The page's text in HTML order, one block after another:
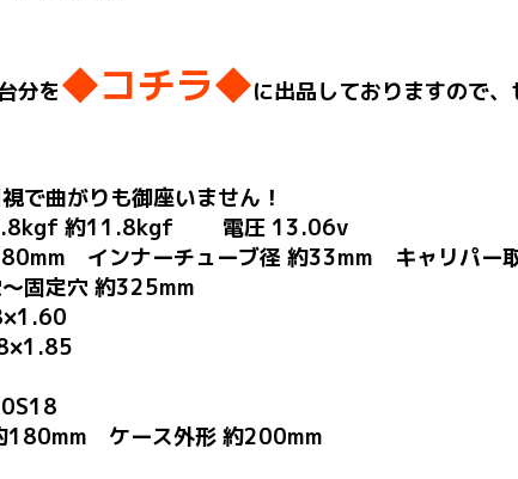
分を◆コチラ◆に出品しておりますので
で曲がりも御座いません！
約11.8kgf 電圧 13.06v
インナーチューブ径 約33mm キャリパー
固定穴 約325mm
180mm ケース外形 約200mm